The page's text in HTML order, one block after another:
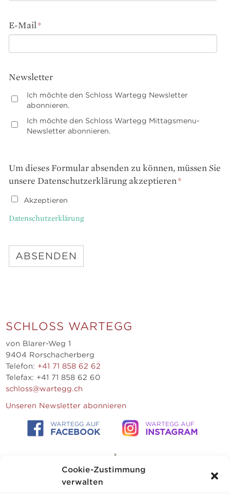
Cookie-Zustimmung
verwalten
E-Mail*
Newsletter
Ich möchte den Schloss Wartegg Newsletter
abonnieren.
Ich möchte den Schloss Wartegg Mittagsmenu-
Newsletter abonnieren.
Um dieses Formular absenden zu können, müssen Sie
unsere Datenschutzerklärung akzeptieren*
Akzeptieren
Datenschutzerklärung
ABSENDEN
SCHLOSS WARTEGG
von Blarer-Weg 1
9404 Rorschacherberg
Telefon: +41 71 858 62 62
Telefax: +41 71 858 62 60
schloss@wartegg.ch
Unseren Newsletter abonnieren
WARTEGG AUF
FACEBOOK
WARTEGG AUF
INSTAGRAM